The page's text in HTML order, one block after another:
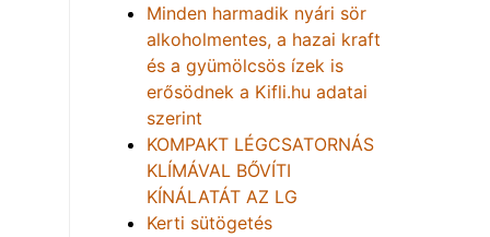
Minden harmadik nyári sör
alkoholmentes, a hazai kraft
és a gyümölcsös ízek is
erősödnek a Kifli.hu adatai
szerint
KOMPAKT LÉGCSATORNÁS
KLÍMÁVAL BŐVÍTI
KÍNÁLATÁT AZ LG
Kerti sütögetés